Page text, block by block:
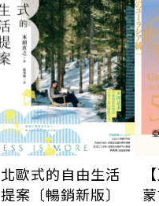
北歐式的自由生活
提案〔暢銷新版〕